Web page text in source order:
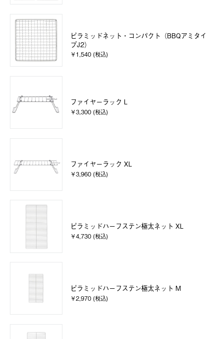
ピラミッドネット・コンパクト（BBQアミタイ
プJ2）
￥1,540 (税込)
ファイヤーラック L
￥3,300 (税込)
ファイヤーラック XL
￥3,960 (税込)
ピラミッドハーフステン極太ネット XL
￥4,730 (税込)
ピラミッドハーフステン極太ネット M
￥2,970 (税込)